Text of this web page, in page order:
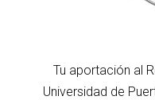
Tu aportación al
Universidad de